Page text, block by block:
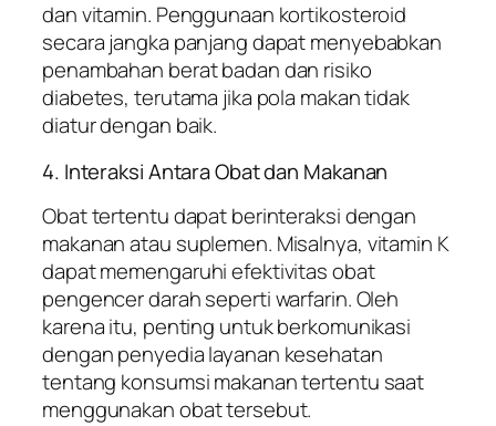
dan vitamin. Penggunaan kortikosteroid
secara jangka panjang dapat menyebabkan
penambahan berat badan dan risiko
diabetes, terutama jika pola makan tidak
diatur dengan baik.
4. Interaksi Antara Obat dan Makanan
Obat tertentu dapat berinteraksi dengan
makanan atau suplemen. Misalnya, vitamin K
dapat memengaruhi efektivitas obat
pengencer darah seperti warfarin. Oleh
karena itu, penting untuk berkomunikasi
dengan penyedia layanan kesehatan
tentang konsumsi makanan tertentu saat
menggunakan obat tersebut.